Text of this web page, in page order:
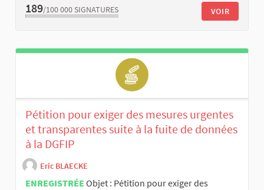
189/100 000 SIGNATURES VOIR
Pétition pour exiger des mesures urgentes
et transparentes suite à la fuite de données
à la DGFIP
Eric BLAECKE
ENREGISTRÉE Objet : Pétition pour exiger des